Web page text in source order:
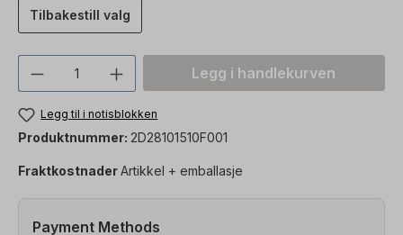
Tilbakestill valg
Produktmengde: Skriv inn ønsket
Legg i handlekurven
Legg til i notisblokken
Produktnummer: 2D28101510F001
FraktkostnaderArtikkel + emballasje
Payment Methods